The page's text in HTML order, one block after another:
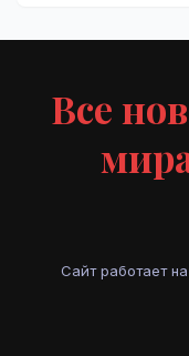
Все
Сайт работает